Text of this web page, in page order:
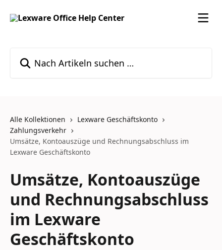
Alle Kollektionen
Lexware Geschäftskonto
Zahlungsverkehr
Umsätze, Kontoauszüge und Rechnungsabschluss im
Lexware Geschäftskonto
Umsätze, Kontoauszüge
und Rechnungsabschluss
im Lexware
Geschäftskonto